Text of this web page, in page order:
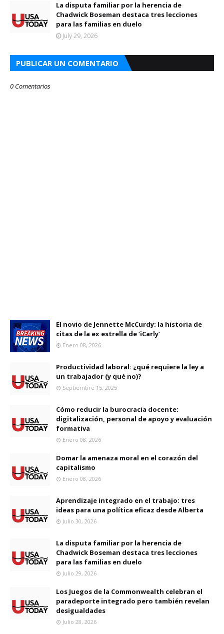
La disputa familiar por la herencia de
Chadwick Boseman destaca tres lecciones
para las familias en duelo
July 29, 2026
PUBLICAR UN COMENTARIO
0 Comentarios
El novio de Jennette McCurdy: la historia de
citas de la ex estrella de ‘iCarly’
Enero 08, 2026
Productividad laboral: ¿qué requiere la ley a
un trabajador (y qué no)?
Septiembre 15, 2025
Cómo reducir la burocracia docente:
digitalización, personal de apoyo y evaluación
formativa
Enero 08, 2026
Domar la amenaza moral en el corazón del
capitalismo
Enero 08, 2026
Aprendizaje integrado en el trabajo: tres
ideas para una política eficaz desde Alberta
Julio 30, 2026
La disputa familiar por la herencia de
Chadwick Boseman destaca tres lecciones
para las familias en duelo
Julio 29, 2026
Los Juegos de la Commonwealth celebran el
paradeporte integrado pero también revelan
desigualdades
Julio 28, 2026